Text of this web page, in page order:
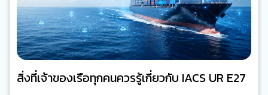
สิ่งที่เจ้าของเรือทุกคนควรรู้เกี่ยวกับ IACS UR E27